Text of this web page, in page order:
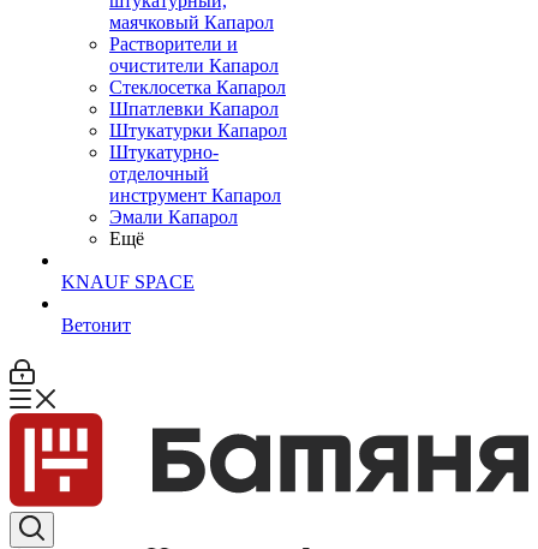
маячковый Капарол
Растворители и
очистители Капарол
Cтеклосетка Капарол
Шпатлевки Капарол
Штукатурки Капарол
Штукатурно-
отделочный
инструмент Капарол
Эмали Капарол
Ещё
KNAUF SPACE
Ветонит